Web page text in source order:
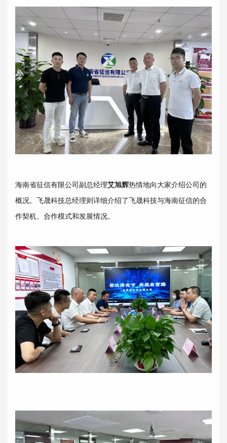
海南省征信有限公司副总经理艾旭辉热情地向大家介绍公司的
概况。飞晟科技总经理则详细介绍了飞晟科技与海南征信的合
作契机、合作模式和发展情况。